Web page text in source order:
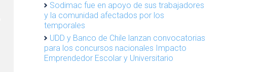
Sodimac fue en apoyo de sus trabajadores
y la comunidad afectados por los
temporales
UDD y Banco de Chile lanzan convocatorias
para los concursos nacionales Impacto
Emprendedor Escolar y Universitario